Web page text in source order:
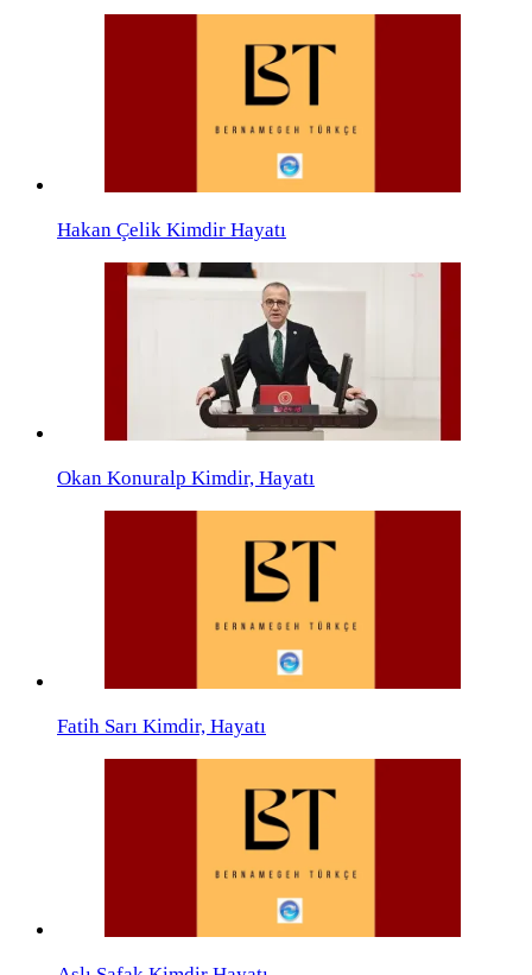
Hakan Çelik Kimdir Hayatı
Okan Konuralp Kimdir, Hayatı
Fatih Sarı Kimdir, Hayatı